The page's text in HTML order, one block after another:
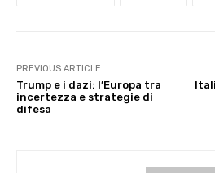
PREVIOUS ARTICLE
Trump e i dazi: l’Europa tra
incertezza e strategie di
difesa